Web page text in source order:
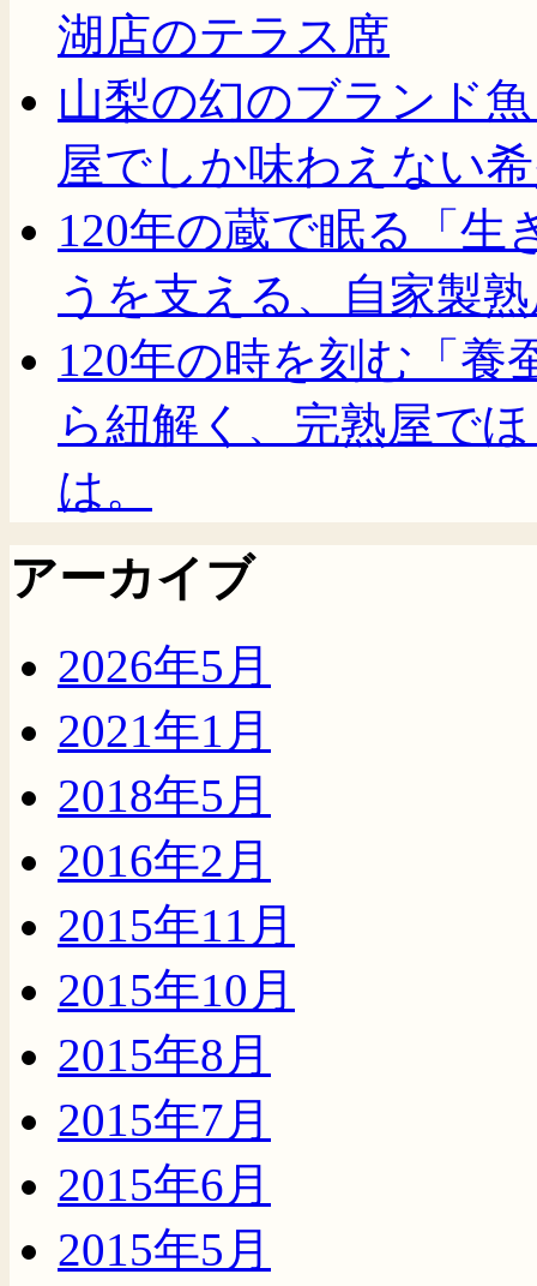
湖店のテラス席
山梨の幻のブランド
屋でしか味わえない
120年の蔵で眠る「生
うを支える、自家製
120年の時を刻む「養
ら紐解く、完熟屋で
は。
アーカイブ
2026年5月
2021年1月
2018年5月
2016年2月
2015年11月
2015年10月
2015年8月
2015年7月
2015年6月
2015年5月